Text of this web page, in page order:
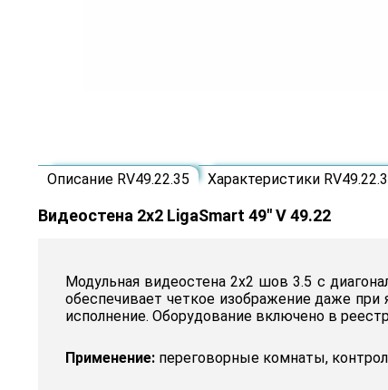
Описание RV49.22.35 Характеристики
Видеостена 2x2 LigaSmart 49" V 49.22
Модульная видеостена 2x2 шов 3.5 с
обеспечивает четкое изображение даже при
исполнение. Оборудование включено в
Применение: переговорные комнаты,